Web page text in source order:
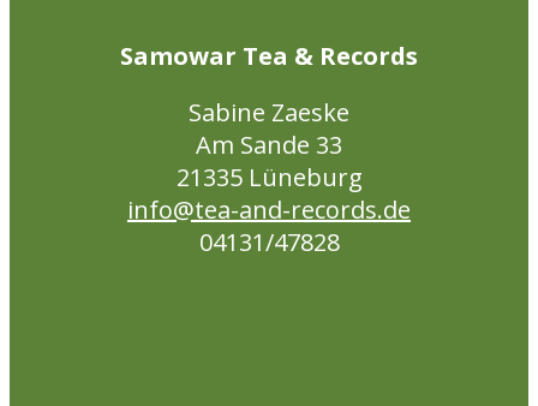
Samowar Tea & Records
Sabine Zaeske
Am Sande 33
21335 Lüneburg
info@tea-and-records.de
04131/47828